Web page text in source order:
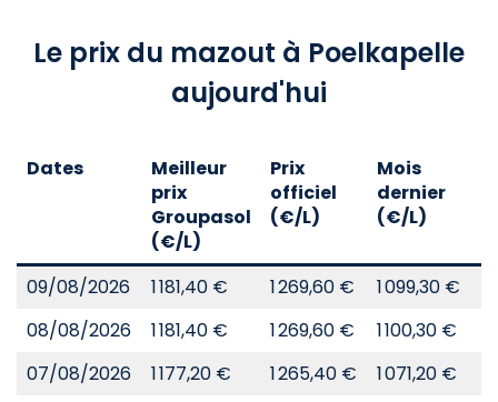
Le prix du mazout à Poelkapelle
aujourd'hui
Dates
Meilleur
prix
Groupasol
(€/L)
Prix
officiel
(€/L)
Mois
dernier
(€/L)
09/08/2026 1 181,40 € 1 269,60 € 1 099,30 €
08/08/2026
1 181,40 € 1 269,60 € 1 100,30 €
07/08/2026
1 177,20 € 1 265,40 € 1 071,20 €